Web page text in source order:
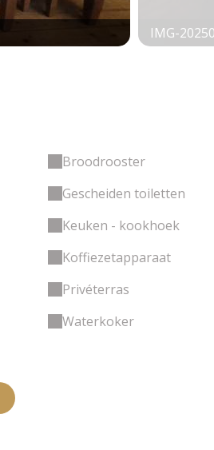
IMG-
Broodrooster
Gescheiden toiletten
Keuken - kookhoek
Koffiezetapparaat
Privéterras
Waterkoker